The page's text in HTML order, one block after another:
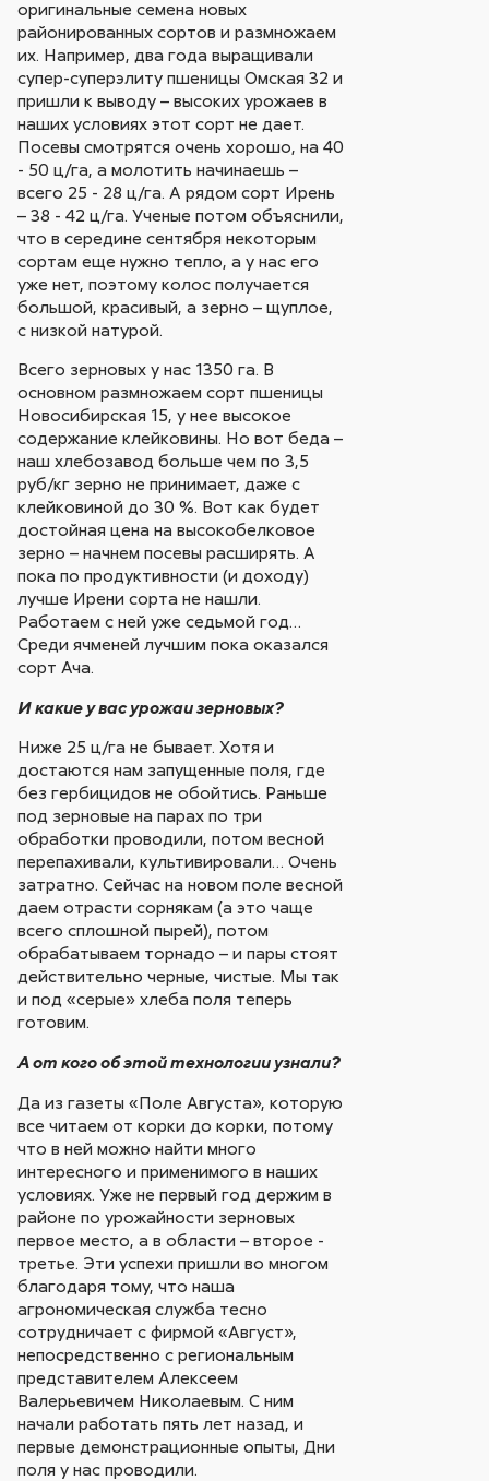
оригинальные семена новых
районированных сортов и размножаем
их. Например, два года выращивали
супер-суперэлиту пшеницы Омская 32 и
пришли к выводу – высоких урожаев в
наших условиях этот сорт не дает.
Посевы смотрятся очень хорошо, на 40
- 50 ц/га, а молотить начинаешь –
всего 25 - 28 ц/га. А рядом сорт Ирень
– 38 - 42 ц/га. Ученые потом объяснили,
что в середине сентября некоторым
сортам еще нужно тепло, а у нас его
уже нет, поэтому колос получается
большой, красивый, а зерно – щуплое,
с низкой натурой.
Всего зерновых у нас 1350 га. В
основном размножаем сорт пшеницы
Новосибирская 15, у нее высокое
содержание клейковины. Но вот беда –
наш хлебозавод больше чем по 3,5
руб/кг зерно не принимает, даже с
клейковиной до 30 %. Вот как будет
достойная цена на высокобелковое
зерно – начнем посевы расширять. А
пока по продуктивности (и доходу)
лучше Ирени сорта не нашли.
Работаем с ней уже седьмой год…
Среди ячменей лучшим пока оказался
сорт Ача.
И какие у вас урожаи зерновых?
Ниже 25 ц/га не бывает. Хотя и
достаются нам запущенные поля, где
без гербицидов не обойтись. Раньше
под зерновые на парах по три
обработки проводили, потом весной
перепахивали, культивировали… Очень
затратно. Сейчас на новом поле весной
даем отрасти сорнякам (а это чаще
всего сплошной пырей), потом
обрабатываем торнадо – и пары стоят
действительно черные, чистые. Мы так
и под «серые» хлеба поля теперь
готовим.
А от кого об этой технологии узнали?
Да из газеты «Поле Августа», которую
все читаем от корки до корки, потому
что в ней можно найти много
интересного и применимого в наших
условиях. Уже не первый год держим в
районе по урожайности зерновых
первое место, а в области – второе -
третье. Эти успехи пришли во многом
благодаря тому, что наша
агрономическая служба тесно
сотрудничает с фирмой «Август»,
непосредственно с региональным
представителем Алексеем
Валерьевичем Николаевым. С ним
начали работать пять лет назад, и
первые демонстрационные опыты, Дни
поля у нас проводили.